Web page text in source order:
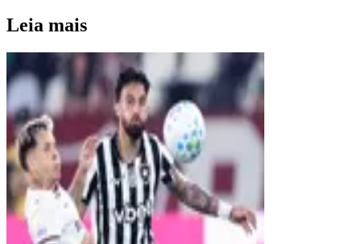
Leia mais